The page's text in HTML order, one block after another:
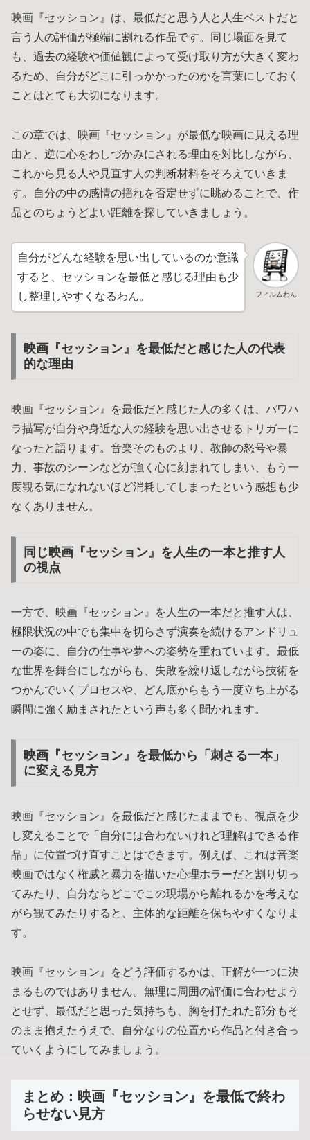
映画『セッション』は、最低だと思う人と人生ベストだと
言う人の評価が極端に割れる作品です。同じ場面を見て
も、過去の経験や価値観によって受け取り方が大きく変わ
るため、自分がどこに引っかかったのかを言葉にしておく
ことはとても大切になります。
この章では、映画『セッション』が最低な映画に見える理
由と、逆に心をわしづかみにされる理由を対比しながら、
これから見る人や見直す人の判断材料をそろえていきま
す。自分の中の感情の揺れを否定せずに眺めることで、作
品とのちょうどよい距離を探していきましょう。
フィルムわん
自分がどんな経験を思い出しているのか意識
すると、セッションを最低と感じる理由も少
し整理しやすくなるわん。
映画『セッション』を最低だと感じた人の代表
的な理由
映画『セッション』を最低だと感じた人の多くは、パワハ
ラ描写が自分や身近な人の経験を思い出させるトリガーに
なったと語ります。音楽そのものより、教師の怒号や暴
力、事故のシーンなどが強く心に刻まれてしまい、もう一
度観る気になれないほど消耗してしまったという感想も少
なくありません。
同じ映画『セッション』を人生の一本と推す人
の視点
一方で、映画『セッション』を人生の一本だと推す人は、
極限状況の中でも集中を切らさず演奏を続けるアンドリュ
ーの姿に、自分の仕事や夢への姿勢を重ねています。最低
な世界を舞台にしながらも、失敗を繰り返しながら技術を
つかんでいくプロセスや、どん底からもう一度立ち上がる
瞬間に強く励まされたという声も多く聞かれます。
映画『セッション』を最低から「刺さる一本」
に変える見方
映画『セッション』を最低だと感じたままでも、視点を少
し変えることで「自分には合わないけれど理解はできる作
品」に位置づけ直すことはできます。例えば、これは音楽
映画ではなく権威と暴力を描いた心理ホラーだと割り切っ
てみたり、自分ならどこでこの現場から離れるかを考えな
がら観てみたりすると、主体的な距離を保ちやすくなりま
す。
映画『セッション』をどう評価するかは、正解が一つに決
まるものではありません。無理に周囲の評価に合わせよう
とせず、最低だと思った気持ちも、胸を打たれた部分もそ
のまま抱えたうえで、自分なりの位置から作品と付き合っ
ていくようにしてみましょう。
まとめ：映画『セッション』を最低で終わ
らせない見方